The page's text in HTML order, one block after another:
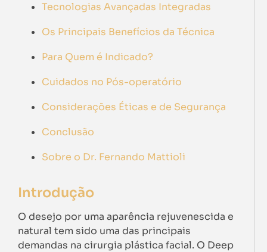
Tecnologias Avançadas Integradas
Os Principais Benefícios da Técnica
Para Quem é Indicado?
Cuidados no Pós-operatório
Considerações Éticas e de Segurança
Conclusão
Sobre o Dr. Fernando Mattioli
Introdução
O desejo por uma aparência rejuvenescida e
natural tem sido uma das principais
demandas na cirurgia plástica facial. O Deep